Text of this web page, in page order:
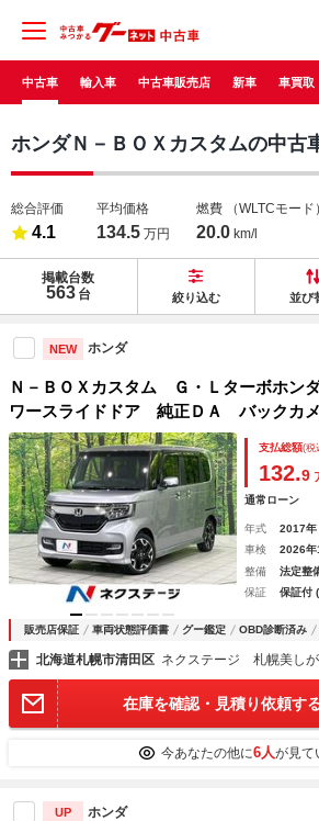
中古車 輸入車 中古車販売店 新車 車買取
ホンダＮ－ＢＯＸカスタムの中古
総合評価
4.1
平均価格
134.5 万円
燃費 （WLTCモード）
20.0 km/l
掲載台数
563 台 絞り込む 並び
NEW ホンダ
Ｎ－ＢＯＸカスタム Ｇ・Ｌターボホン
ワースライドドア 純正ＤＡ バックカ
ルーズコントロール シートヒーター
シフト スマートキー ＬＥＤヘッド
ビルトインＥＴＣ
支払総額(税
132.9
通常ローン
年式 2017年
車検
2026年
整備
法定整
保証
保証付
販売店保証 車両状態評価書 グー鑑定 OBD診断済み
北海道札幌市清田区 ネクステージ 札幌美し
在庫を確認・見積り依頼す
今あなたの他に6人が見て
UP ホンダ